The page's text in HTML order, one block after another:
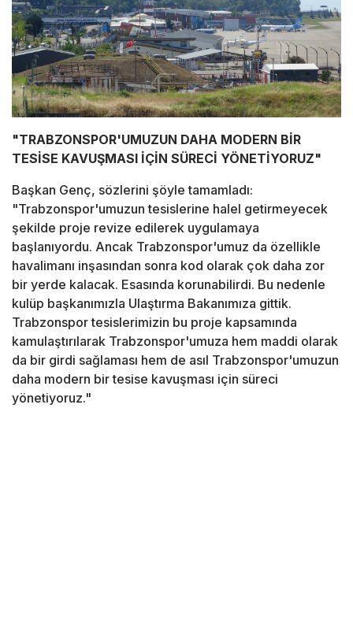
"TRABZONSPOR'UMUZUN DAHA MODERN BİR
TESİSE KAVUŞMASI İÇİN SÜRECİ YÖNETİYORUZ"
Başkan Genç, sözlerini şöyle tamamladı:
"Trabzonspor'umuzun tesislerine halel getirmeyecek
şekilde proje revize edilerek uygulamaya
başlanıyordu. Ancak Trabzonspor'umuz da özellikle
havalimanı inşasından sonra kod olarak çok daha zor
bir yerde kalacak. Esasında korunabilirdi. Bu nedenle
kulüp başkanımızla Ulaştırma Bakanımıza gittik.
Trabzonspor tesislerimizin bu proje kapsamında
kamulaştırılarak Trabzonspor'umuza hem maddi olarak
da bir girdi sağlaması hem de asıl Trabzonspor'umuzun
daha modern bir tesise kavuşması için süreci
yönetiyoruz."